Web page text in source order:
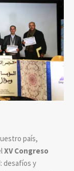
país,
XV Congreso
desafíos y